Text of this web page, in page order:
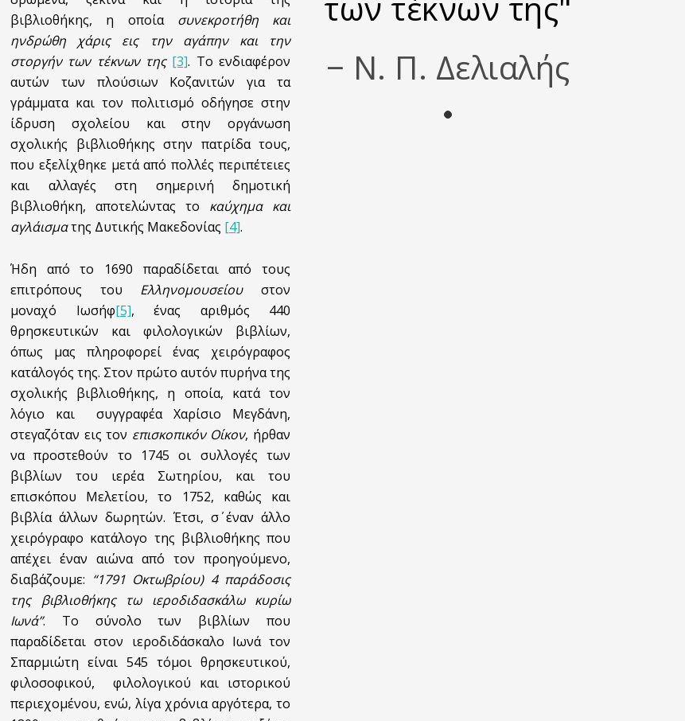
βιβλιοθήκης, η οποία συνεκροτήθη και
ηνδρώθη χάρις εις την αγάπην και την
στοργήν των τέκνων της [3]. Το ενδιαφέρον
αυτών των πλούσιων Κοζανιτών για τα
γράμματα και τον πολιτισμό οδήγησε στην
ίδρυση σχολείου και στην οργάνωση
σχολικής βιβλιοθήκης στην πατρίδα τους,
που εξελίχθηκε μετά από πολλές περιπέτειες
και αλλαγές στη σημερινή δημοτική
βιβλιοθήκη, αποτελώντας το καύχημα και
αγλάισματης Δυτικής Μακεδονίας [4].
Ήδη από το 1690 παραδίδεται από τους
επιτρόπους του Ελληνομουσείουστον
μοναχό Ιωσήφ[5], ένας αριθμός 440
θρησκευτικών και φιλολογικών βιβλίων,
όπως μας πληροφορεί ένας χειρόγραφος
κατάλογός της. Στον πρώτο αυτόν πυρήνα της
σχολικής βιβλιοθήκης, η οποία, κατά τον
λόγιο και συγγραφέα Χαρίσιο Μεγδάνη,
στεγαζόταν εις τον επισκοπικόν Οίκον, ήρθαν
να προστεθούν το 1745 οι συλλογές των
βιβλίων του ιερέα Σωτηρίου, και του
επισκόπου Μελετίου, το 1752, καθώς και
βιβλία άλλων δωρητών. Έτσι, σ΄ έναν άλλο
χειρόγραφο κατάλογο της βιβλιοθήκης που
απέχει έναν αιώνα από τον προηγούμενο,
διαβάζουμε: “1791 Οκτωβρίου) 4 παράδοσις
της βιβλιοθήκης τω ιεροδιδασκάλω κυρίω
Ιωνά”. Το σύνολο των βιβλίων που
παραδίδεται στον ιεροδιδάσκαλο Ιωνά τον
Σπαρμιώτη είναι 545 τόμοι θρησκευτικού,
φιλοσοφικού,
φιλολογικού και ιστορικού
περιεχομένου, ενώ, λίγα χρόνια αργότερα, το
− Ν. Π. Δελιαλής